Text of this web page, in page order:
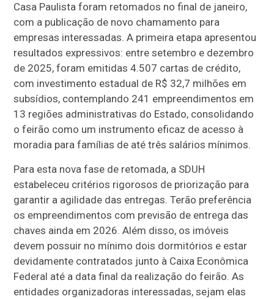
Casa Paulista foram retomados no final de janeiro,
com a publicação de novo chamamento para
empresas interessadas. A primeira etapa apresentou
resultados expressivos: entre setembro e dezembro
de 2025, foram emitidas 4.507 cartas de crédito,
com investimento estadual de R$ 32,7 milhões em
subsídios, contemplando 241 empreendimentos em
13 regiões administrativas do Estado, consolidando
o feirão como um instrumento eficaz de acesso à
moradia para famílias de até três salários mínimos.
Para esta nova fase de retomada, a SDUH
estabeleceu critérios rigorosos de priorização para
garantir a agilidade das entregas. Terão preferência
os empreendimentos com previsão de entrega das
chaves ainda em 2026. Além disso, os imóveis
devem possuir no mínimo dois dormitórios e estar
devidamente contratados junto à Caixa Econômica
Federal até a data final da realização do feirão. As
entidades organizadoras interessadas, sejam elas